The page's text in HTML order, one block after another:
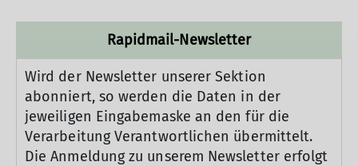
Rapidmail-Newsletter
Wird der Newsletter unserer Sektion
abonniert, so werden die Daten in der
jeweiligen Eingabemaske an den für die
Verarbeitung Verantwortlichen übermittelt.
Die Anmeldung zu unserem Newsletter erfolgt